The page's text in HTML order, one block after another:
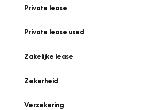
Private lease
Private lease used
Zakelijke lease
Zekerheid
Verzekering